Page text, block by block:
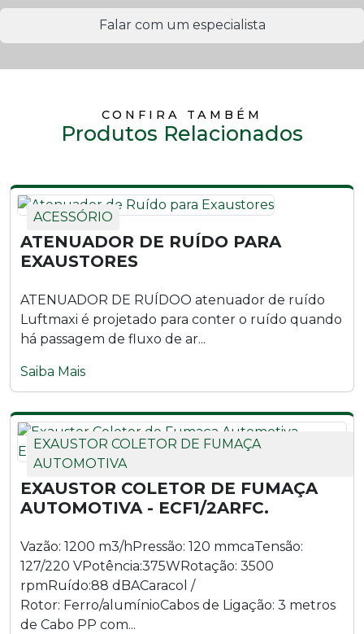
Falar com um especialista
CONFIRA TAMBÉM
Produtos Relacionados
ACESSÓRIO
ATENUADOR DE RUÍDO PARA
EXAUSTORES
ATENUADOR DE RUÍDOO atenuador de ruído
Luftmaxi é projetado para conter o ruído quando
há passagem de fluxo de ar...
Saiba Mais
EXAUSTOR COLETOR DE FUMAÇA
AUTOMOTIVA
EXAUSTOR COLETOR DE FUMAÇA
AUTOMOTIVA - ECF1/2ARFC.
Vazão: 1200 m3/hPressão: 120 mmcaTensão:
127/220 VPotência:375WRotação: 3500
rpmRuído:88 dBACaracol /
Rotor: Ferro/alumínioCabos de Ligação: 3 metros
de Cabo PP com...